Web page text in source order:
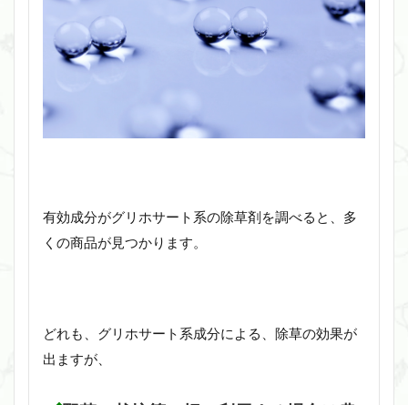
有効成分がグリホサート系の除草剤を調べると、多
くの商品が見つかります。
どれも、グリホサート系成分による、除草の効果が
出ますが、